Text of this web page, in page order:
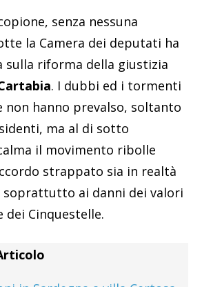
senza nessuna
la Camera dei deputati ha
sulla riforma della giustizia
. I dubbi ed i tormenti
non hanno prevalso, soltanto
ma al di sotto
il movimento ribolle
strappato sia in realtà
soprattutto ai danni dei valori
Cinquestelle.